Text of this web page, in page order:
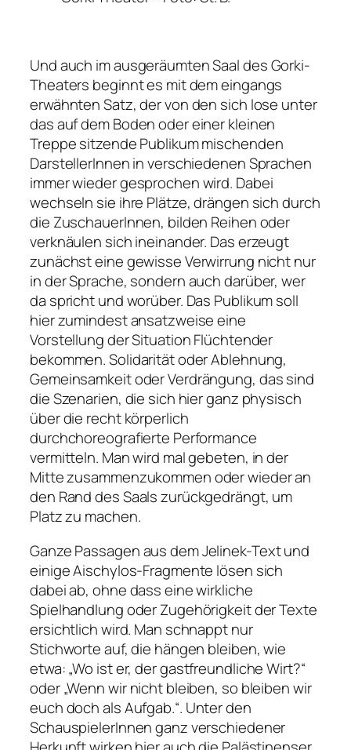
Und auch im ausgeräumten Saal des Gorki-
Theaters beginnt es mit dem eingangs
erwähnten Satz, der von den sich lose unter
das auf dem Boden oder einer kleinen
Treppe sitzende Publikum mischenden
DarstellerInnen in verschiedenen Sprachen
immer wieder gesprochen wird. Dabei
wechseln sie ihre Plätze, drängen sich durch
die ZuschauerInnen, bilden Reihen oder
verknäulen sich ineinander. Das erzeugt
zunächst eine gewisse Verwirrung nicht nur
in der Sprache, sondern auch darüber, wer
da spricht und worüber. Das Publikum soll
hier zumindest ansatzweise eine
Vorstellung der Situation Flüchtender
bekommen. Solidarität oder Ablehnung,
Gemeinsamkeit oder Verdrängung, das sind
die Szenarien, die sich hier ganz physisch
über die recht körperlich
durchchoreografierte Performance
vermitteln. Man wird mal gebeten, in der
Mitte zusammenzukommen oder wieder an
den Rand des Saals zurückgedrängt, um
Platz zu machen.
Ganze Passagen aus dem Jelinek-Text und
einige Aischylos-Fragmente lösen sich
dabei ab, ohne dass eine wirkliche
Spielhandlung oder Zugehörigkeit der Texte
ersichtlich wird. Man schnappt nur
Stichworte auf, die hängen bleiben, wie
etwa:„Wo ist er, der gastfreundliche Wirt?“
oder„Wenn wir nicht bleiben, so bleiben wir
euch doch als Aufgab.“. Unter den
SchauspielerInnen ganz verschiedener